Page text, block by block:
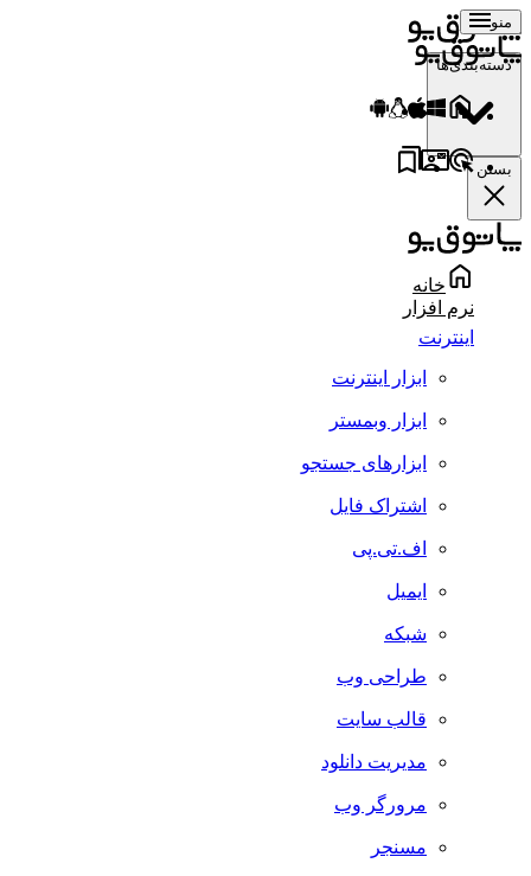
منو
دسته‌بندی‌ها
بستن
خانه
نرم افزار
اینترنت
ابزار اینترنت
ابزار وبمستر
ابزارهای جستجو
اشتراک فایل
اف.تی.پی
ایمیل
شبکه
طراحی وب
قالب سایت
مدیریت دانلود
مرورگر وب
مسنجر